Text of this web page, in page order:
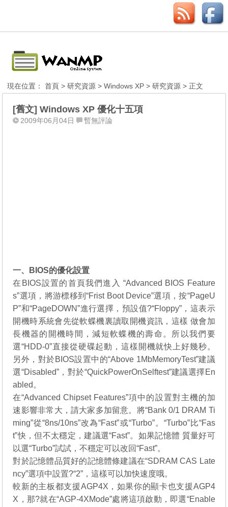
現在位置：首頁 >研究資源 >Windows XP >研究資源 > 正文
[舊文] Windows XP 優化十五項
2009年06月04日 暫無評論
一、BIOS的優化設置
在BIOS設置的首頁我們進入 “Advanced BIOS Feature
s”選項，將游標移到“Frist Boot Device”選項，按“PageU
P”和“PageDOWN”進行選擇，預設值?“Floppy”，這表示
開機時系統會先從軟蝶機裏讀取開機資訊，這樣 做會加
長機器的開機時間，減短軟蝶機的壽命。所以我們要
選“HDD-0”直接從硬碟起動，這樣開機就快上好幾秒。
另外，對於BIOS設置中的“Above 1MbMemoryTest”建議
選“Disabled”，對於“QuickPowerOnSelftest”建議選擇En
abled。
在“Advanced Chipset Features”項中的設置對主機的加
速影響非常大，請大家多加留意。將“Bank 0/1 DRAM Ti
ming”從“8ns/10ns”改為“Fast”或“Turbo”。“Turbo”比“Fas
t”快，但不太穩定，建議選“Fast”。如果記憶體 質量好可
以選“Turbo”試試，不穩定可以改回“Fast”。
對於記憶體品質好的記憶體條建議在“SDRAM CAS Late
ncy”選項中設置?“2”，這樣可以加快速度哦。
較新的主板都支援AGP4X，如果你的顯卡也支援AGP4
X，那?就在“AGP-4XMode”處將這項啟動，即選“Enable